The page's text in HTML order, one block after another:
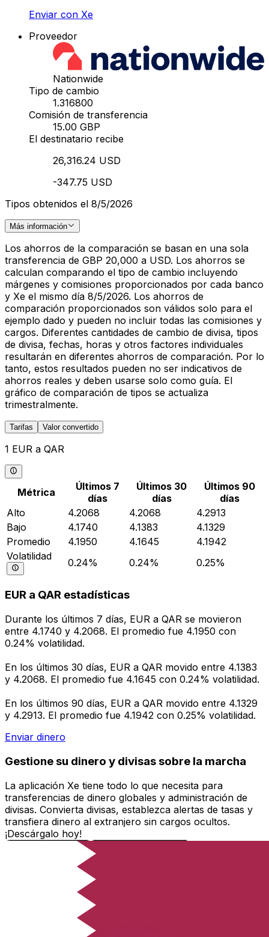
Enviar con Xe
Proveedor
Nationwide
Tipo de cambio
1.316800
Comisión de transferencia
15.00 GBP
El destinatario recibe
26,316.24 USD
-347.75 USD
Tipos obtenidos el 8/5/2026
Más información
Los ahorros de la comparación se basan en una sola
transferencia de GBP 20,000 a USD. Los ahorros se
calculan comparando el tipo de cambio incluyendo
márgenes y comisiones proporcionados por cada banco
y Xe el mismo día 8/5/2026. Los ahorros de
comparación proporcionados son válidos solo para el
ejemplo dado y pueden no incluir todas las comisiones y
cargos. Diferentes cantidades de cambio de divisa, tipos
de divisa, fechas, horas y otros factores individuales
resultarán en diferentes ahorros de comparación. Por lo
tanto, estos resultados pueden no ser indicativos de
ahorros reales y deben usarse solo como guía. El
gráfico de comparación de tipos se actualiza
trimestralmente.
Tarifas Valor convertido
1 EUR a QAR
Métrica
Últimos 7
días
Últimos 30
días
Últimos 90
días
Alto
4.2068 4.2068
4.2913
Bajo
4.1740 4.1383
4.1329
Promedio
4.1950 4.1645
4.1942
Volatilidad
0.24% 0.24% 0.25%
EUR a QAR estadísticas
Durante los últimos 7 días, EUR a QAR se movieron
entre 4.1740 y 4.2068. El promedio fue 4.1950 con
0.24% volatilidad.
En los últimos 30 días, EUR a QAR movido entre 4.1383
y 4.2068. El promedio fue 4.1645 con 0.24% volatilidad.
En los últimos 90 días, EUR a QAR movido entre 4.1329
y 4.2913. El promedio fue 4.1942 con 0.25% volatilidad.
Enviar dinero
Gestione su dinero y divisas sobre la marcha
La aplicación Xe tiene todo lo que necesita para
transferencias de dinero globales y administración de
divisas. Convierta divisas, establezca alertas de tasas y
transfiera dinero al extranjero sin cargos ocultos.
¡Descárgalo hoy!